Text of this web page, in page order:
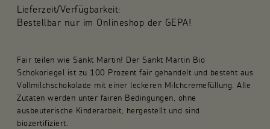
Fachpublikationen
Spenden und Stiften
Kunsthandwerk und Geschenke
Fair teilen wie Sankt Martin! Der Sankt Martin Bio
Schokoriegel ist zu 100 Prozent fair gehandelt und besteht aus
Vollmilchschokolade mit einer leckeren Milchcremefüllung. Alle
Zutaten werden unter fairen Bedingungen, ohne
ausbeuterische Kinderarbeit, hergestellt und sind
biozertifiziert.
Lieferzeit/Verfügbarkeit:
Bestellbar nur im Onlineshop der GEPA!